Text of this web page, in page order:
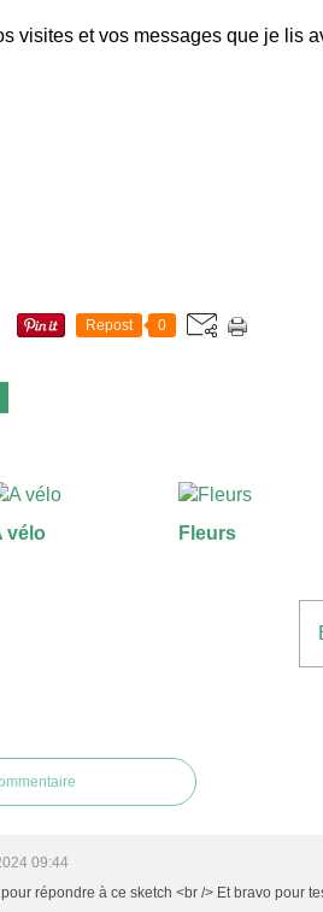
visites et vos messages que je lis
Repost 0
vélo Fleurs
09:44
répondre à ce sketch <br /> Et bravo pour